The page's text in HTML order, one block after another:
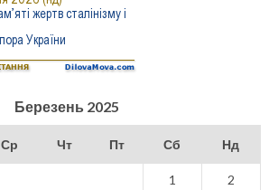
Березень 2025
Ср Чт Пт Сб Нд
1 2